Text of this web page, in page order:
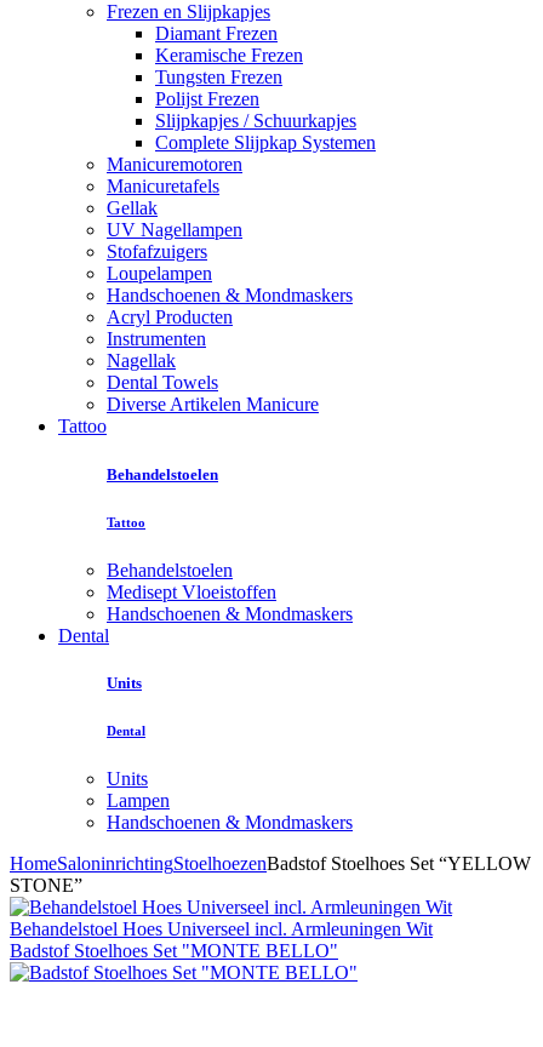
Frezen en Slijpkapjes
Diamant Frezen
Keramische Frezen
Tungsten Frezen
Polijst Frezen
Slijpkapjes / Schuurkapjes
Complete Slijpkap Systemen
Manicuremotoren
Manicuretafels
Gellak
UV Nagellampen
Stofafzuigers
Loupelampen
Handschoenen & Mondmaskers
Acryl Producten
Instrumenten
Nagellak
Dental Towels
Diverse Artikelen Manicure
Tattoo
Behandelstoelen
Tattoo
Behandelstoelen
Medisept Vloeistoffen
Handschoenen & Mondmaskers
Dental
Units
Dental
Units
Lampen
Handschoenen & Mondmaskers
HomeSaloninrichtingStoelhoezenBadstof Stoelhoes Set “YELLOW
STONE”
Behandelstoel Hoes Universeel incl. Armleuningen Wit
Badstof Stoelhoes Set "MONTE BELLO"